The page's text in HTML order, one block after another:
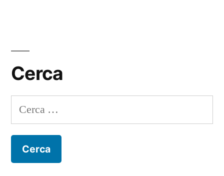
Cerca
Ricerca
per: